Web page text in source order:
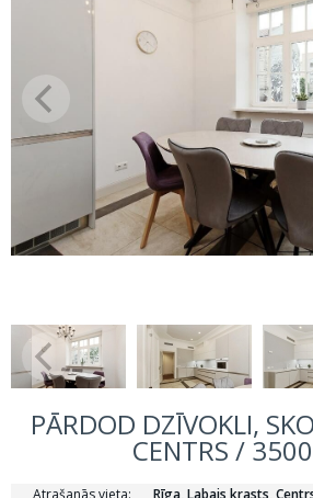
PĀRDOD DZĪVOKLI,
CENTRS /
Atrašanās vieta:
Rīga, Labais krasts,